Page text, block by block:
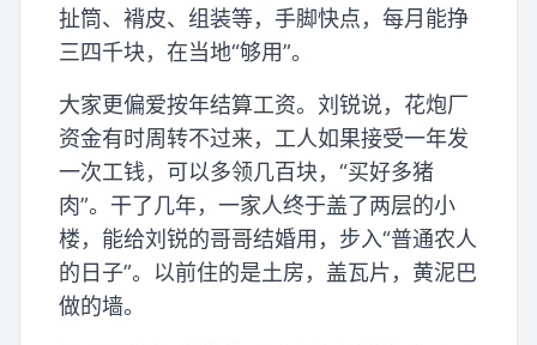
扯筒、褙皮、组装等，手脚快点，每月能挣
三四千块，在当地“够用”。
大家更偏爱按年结算工资。刘锐说，花炮厂
资金有时周转不过来，工人如果接受一年发
一次工钱，可以多领几百块，“买好多猪
肉”。干了几年，一家人终于盖了两层的小
楼，能给刘锐的哥哥结婚用，步入“普通农人
的日子”。以前住的是土房，盖瓦片，黄泥巴
做的墙。